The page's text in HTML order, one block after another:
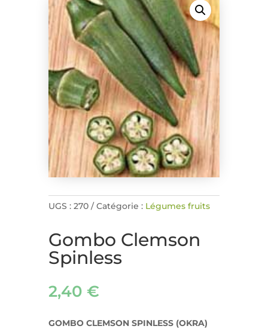
UGS : 270 Catégorie : Légumes fruits
Gombo Clemson
Spinless
2,40 €
GOMBO CLEMSON SPINLESS (OKRA)